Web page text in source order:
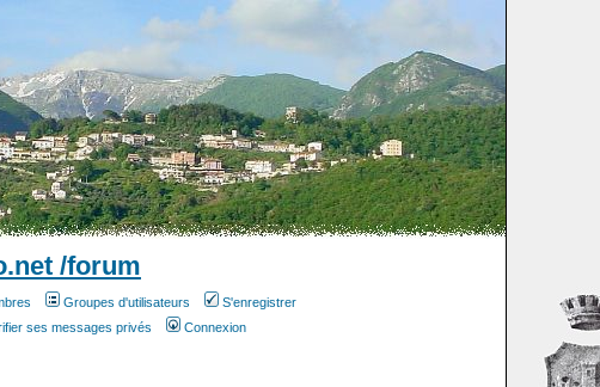
/forum
Groupes d'utilisateurs
S'enregistrer
ses messages privés Connexion